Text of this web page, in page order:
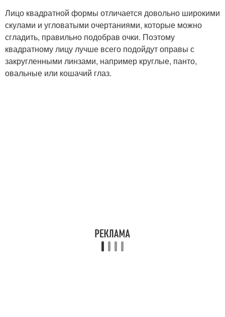
Лицо квадратной формы отличается довольно широкими
скулами и угловатыми очертаниями, которые можно
сгладить, правильно подобрав очки. Поэтому
квадратному лицу лучше всего подойдут оправы с
закругленными линзами, например круглые, панто,
овальные или кошачий глаз.